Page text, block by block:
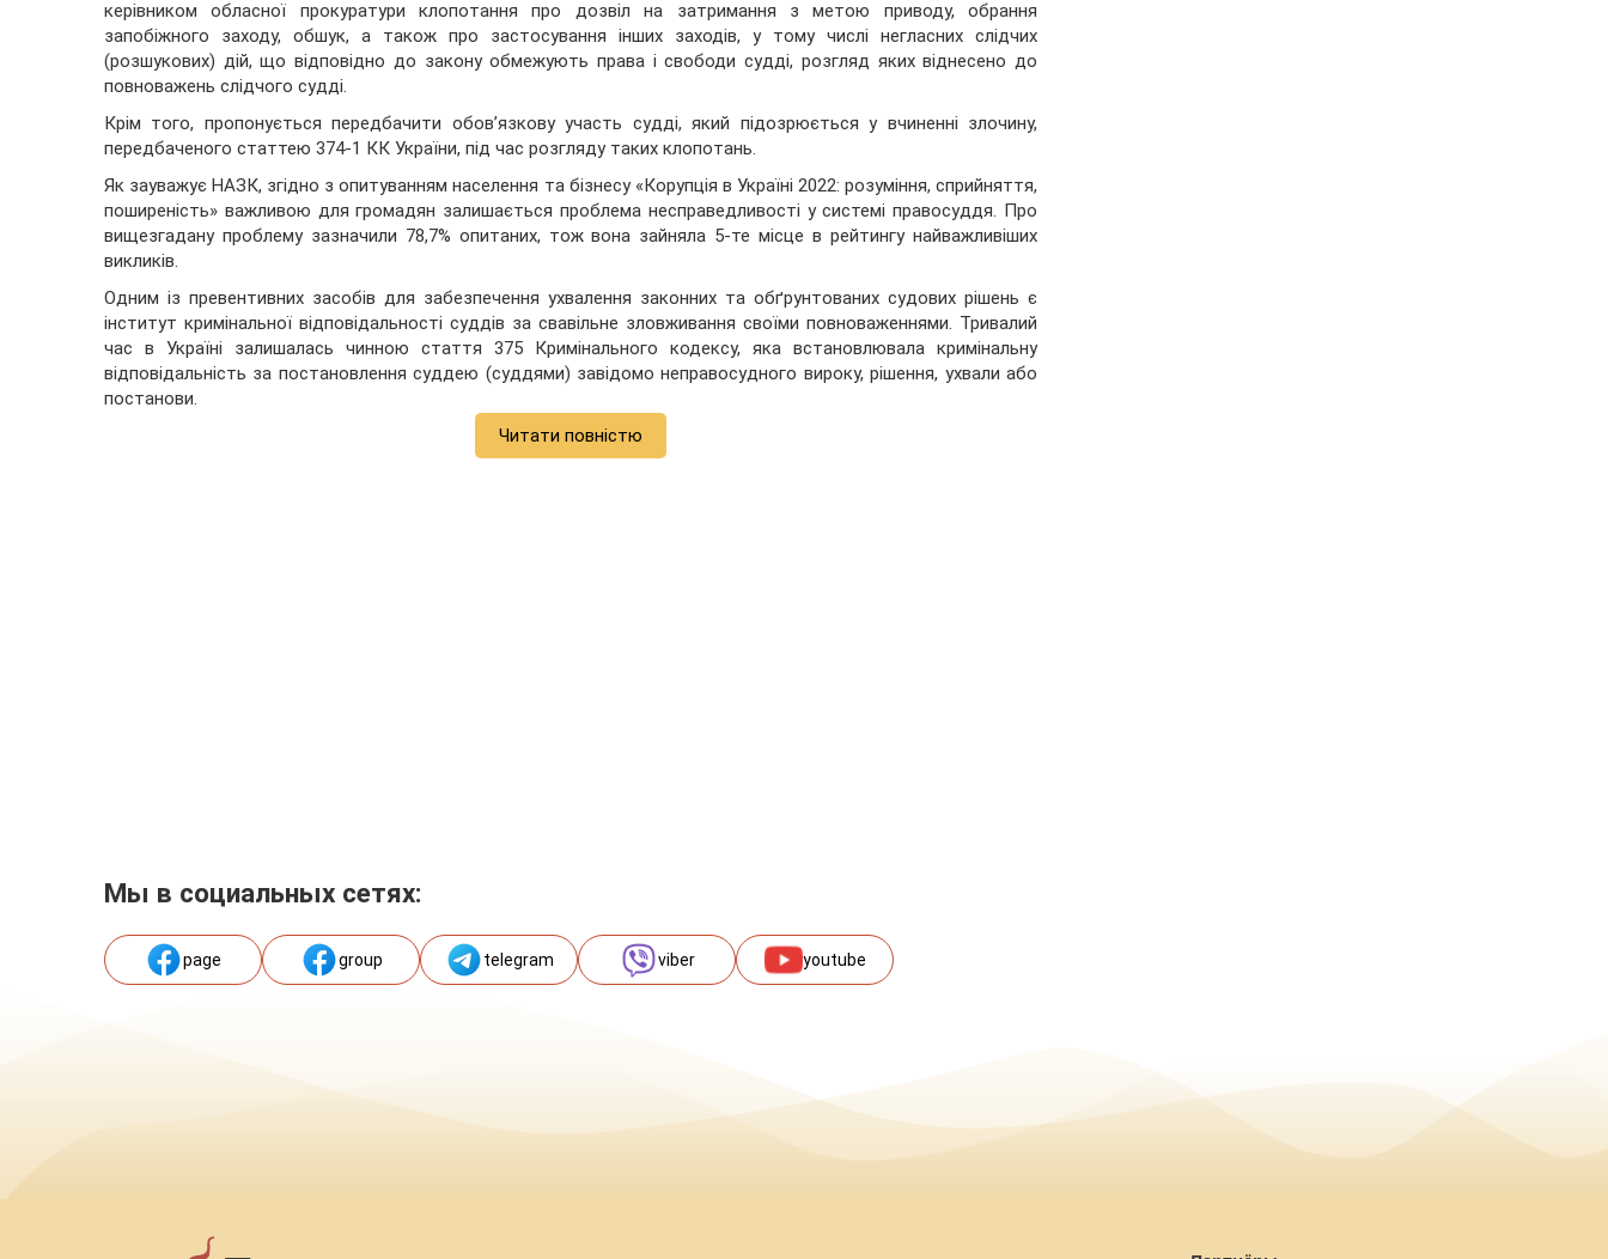
керівником обласної прокуратури клопотання про дозвіл на затримання з метою приводу, обрання
запобіжного заходу, обшук, а також про застосування інших заходів, у тому числі негласних слідчих
(розшукових) дій, що відповідно до закону обмежують права і свободи судді, розгляд яких віднесено до
повноважень слідчого судді.
Крім того, пропонується передбачити обов’язкову участь судді, який підозрюється у вчиненні злочину,
передбаченого статтею 374-1 КК України, під час розгляду таких клопотань.
Як зауважує НАЗК, згідно з опитуванням населення та бізнесу «Корупція в Україні 2022: розуміння, сприйняття,
поширеність» важливою для громадян залишається проблема несправедливості у системі правосуддя. Про
вищезгадану проблему зазначили 78,7% опитаних, тож вона зайняла 5-те місце в рейтингу найважливіших
викликів.
Одним із превентивних засобів для забезпечення ухвалення законних та обґрунтованих судових рішень є
інститут кримінальної відповідальності суддів за свавільне зловживання своїми повноваженнями. Тривалий
час в Україні залишалась чинною стаття 375 Кримінального кодексу, яка встановлювала кримінальну
відповідальність за постановлення суддею (суддями) завідомо неправосудного вироку, рішення, ухвали або
постанови.
Читати повністю
Мы в социальных сетях:
page group telegram viber youtube